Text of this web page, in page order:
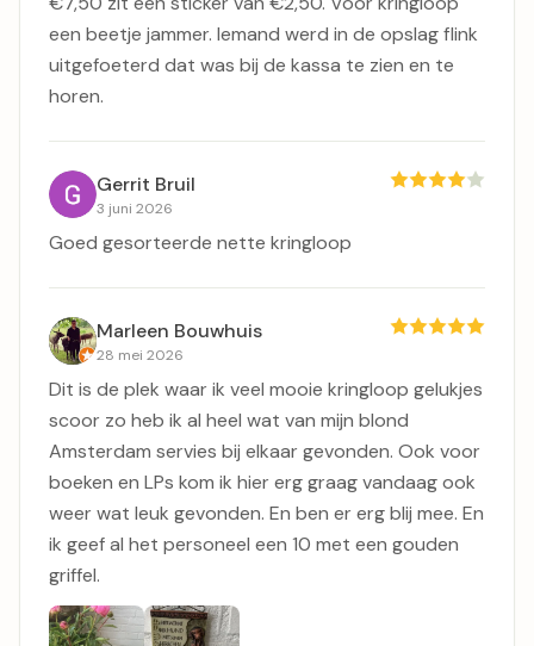
een beetje jammer. Iemand werd in de opslag flink
uitgefoeterd dat was bij de kassa te zien en te
horen.
Gerrit Bruil
3 juni 2026
Goed gesorteerde nette kringloop
Marleen Bouwhuis
28 mei 2026
Dit is de plek waar ik veel mooie kringloop gelukjes
scoor zo heb ik al heel wat van mijn blond
Amsterdam servies bij elkaar gevonden. Ook voor
boeken en LPs kom ik hier erg graag vandaag ook
weer wat leuk gevonden. En ben er erg blij mee. En
ik geef al het personeel een 10 met een gouden
griffel.